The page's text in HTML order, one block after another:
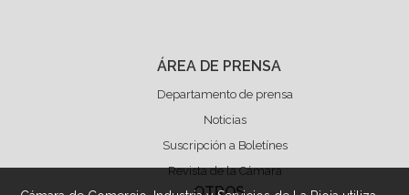
ÁREA DE PRENSA
Departamento de prensa
Noticias
Suscripción a Boletínes
Revista de la Cámara